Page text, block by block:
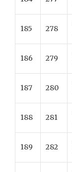
185 278
186 279
187 280
188 281
189 282